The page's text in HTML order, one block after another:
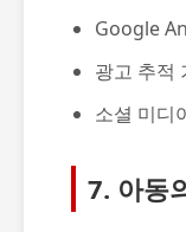
Google
광고 추적
소셜 미디
7. 아동